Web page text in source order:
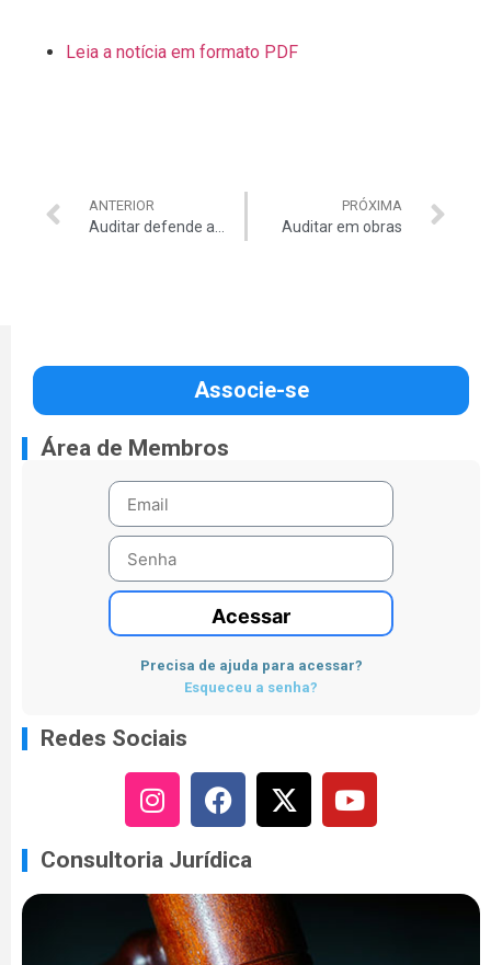
Leia a notícia em formato PDF
ANTERIOR PRÓXIMA
Auditar em obras
Associe-se
Área de Membros
Acessar
Precisa de ajuda para acessar?
Esqueceu a senha?
Redes Sociais
Consultoria Jurídica